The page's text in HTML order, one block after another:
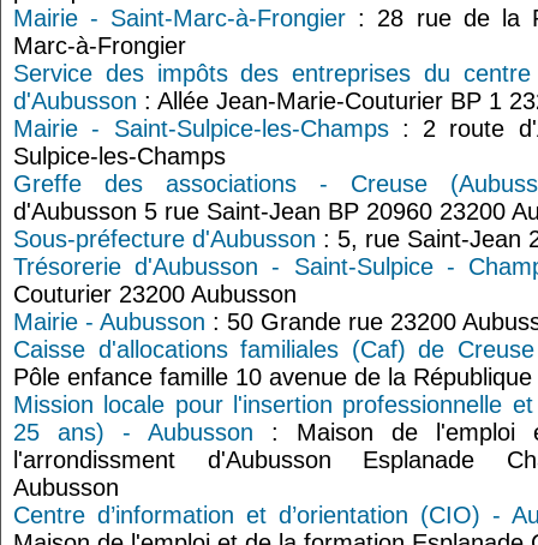
Mairie - Saint-Marc-à-Frongier : 28 rue de la
Marc-à-Frongier
Service des impôts des entreprises du
d'Aubusson : Allée Jean-Marie-Couturier BP 1
Mairie - Saint-Sulpice-les-Champs: 2 route
Sulpice-les-Champs
Greffe des associations - Creuse
d'Aubusson 5 rue Saint-Jean BP 20960 23200
Sous-préfecture d'Aubusson : 5, rue Saint-Jean
Trésorerie d'Aubusson - Saint-Sulpice -
Couturier 23200 Aubusson
Mairie - Aubusson : 50 Grande rue 23200
Caisse d'allocations familiales (Caf) de
Pôle enfance famille 10 avenue de la
Mission locale pour l'insertion professionnelle
25 ans) - Aubusson : Maison de l'emploi
l'arrondissment d'Aubusson Esplanade
Aubusson
Centre d’information et d’orientation (CIO) -